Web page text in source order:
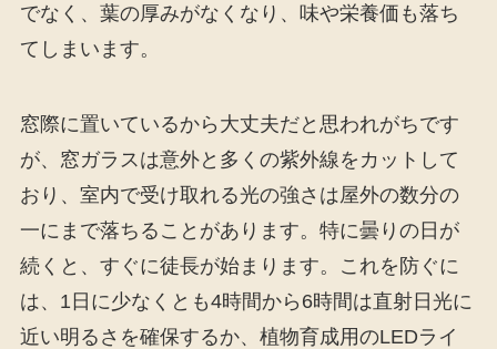
でなく、葉の厚みがなくなり、味や栄養価も落ち
てしまいます。
窓際に置いているから大丈夫だと思われがちです
が、窓ガラスは意外と多くの紫外線をカットして
おり、室内で受け取れる光の強さは屋外の数分の
一にまで落ちることがあります。特に曇りの日が
続くと、すぐに徒長が始まります。これを防ぐに
は、1日に少なくとも4時間から6時間は直射日光に
近い明るさを確保するか、植物育成用のLEDライ